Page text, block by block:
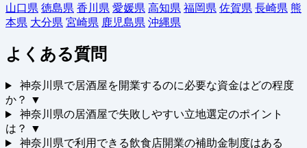
山口県 徳島県 香川県 愛媛県 高知県 福岡県 佐賀県 長崎県 熊
本県 大分県 宮崎県 鹿児島県 沖縄県
よくある質問
神奈川県で居酒屋を開業するのに必要な資金はどの程度
か？
▼
神奈川県の居酒屋で失敗しやすい立地選定のポイント
は？
▼
神奈川県で利用できる飲食店開業の補助金制度はある